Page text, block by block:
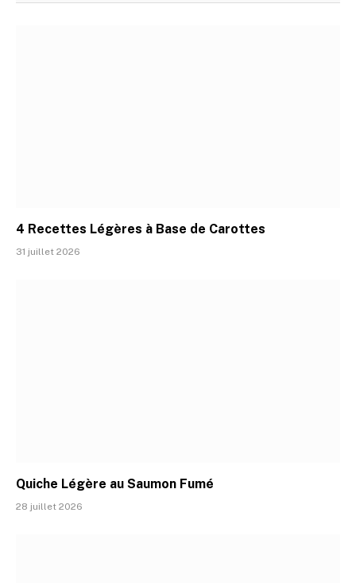
4 Recettes Légères à Base de Carottes
31 juillet 2026
Quiche Légère au Saumon Fumé
28 juillet 2026